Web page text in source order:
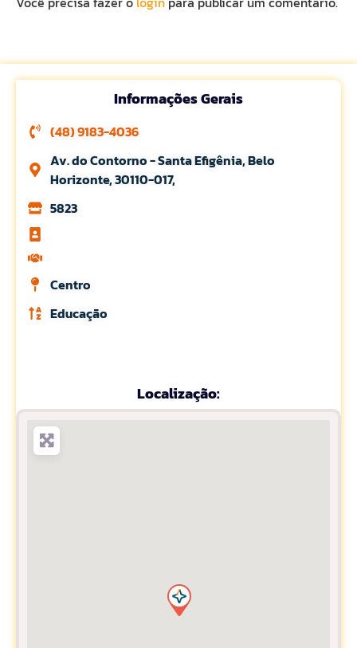
Informações Gerais
(48) 9183-4036
Av. do Contorno - Santa Efigênia, Belo
Horizonte, 30110-017,
5823
Centro
Educação
Localização: